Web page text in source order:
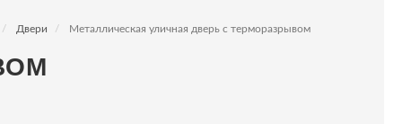
Двери Металлическая уличная дверь с терморазрывом